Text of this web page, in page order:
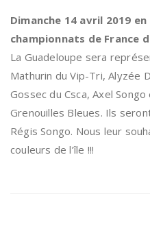
Dimanche 14 avril 2019
championnats de France
La Guadeloupe sera
Mathurin du Vip-Tri, Alyzée
Gossec du Csca, Axel
Grenouilles Bleues. Ils
Régis Songo. Nous leur
couleurs de l’île !!!